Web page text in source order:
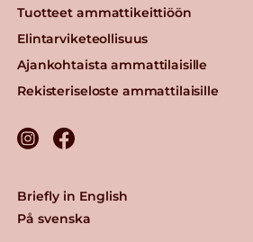
Tuotteet ammattikeittiöön
Elintarviketeollisuus
Ajankohtaista ammattilaisille
Rekisteriseloste ammattilaisille
Briefly in English
På svenska